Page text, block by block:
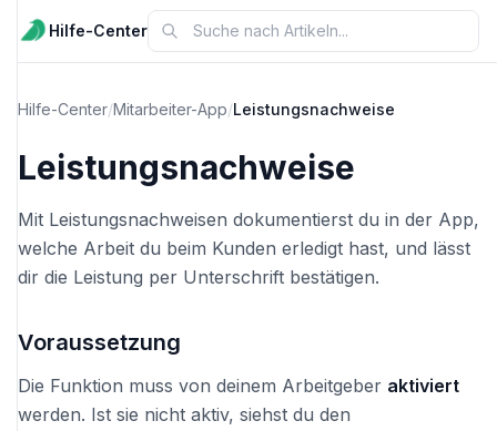
Hilfe-Center
Hilfe-Center/Mitarbeiter-App/Leistungsnachweise
Leistungsnachweise
Mit Leistungsnachweisen dokumentierst du in der App,
welche Arbeit du beim Kunden erledigt hast, und lässt
dir die Leistung per Unterschrift bestätigen.
Voraussetzung
Die Funktion muss von deinem Arbeitgeber aktiviert
werden. Ist sie nicht aktiv, siehst du den